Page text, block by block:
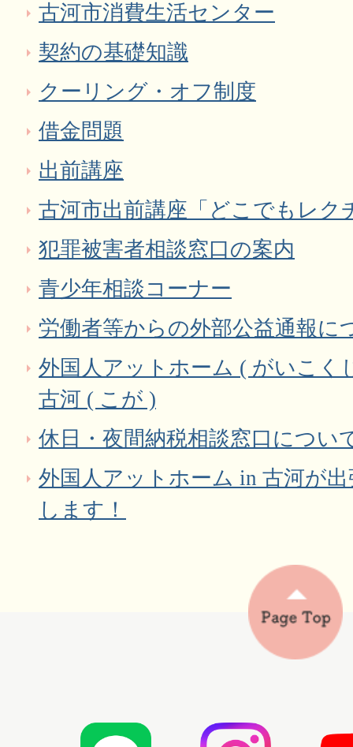
古河市消費生活センター
契約の基礎知識
クーリング・オフ制度
借金問題
出前講座
古河市出前講座「どこでもレク
犯罪被害者相談窓口の案内
青少年相談コーナー
労働者等からの外部公益通報に
外国人アットホーム ( がいこく
古河 ( こが )
休日・夜間納税相談窓口につい
外国人アットホーム in 古河が
します！